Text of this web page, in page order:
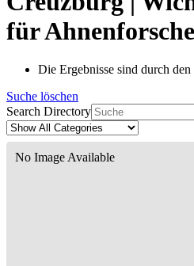
für
Die Ergebnisse sind durch
Suche löschen
Search Directory
No Image Available